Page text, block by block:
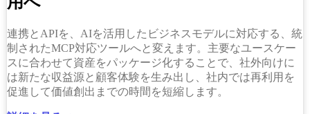
連携とAPIを、AIを活用したビジネスモデルに対応する、統
制されたMCP対応ツールへと変えます。主要なユースケー
スに合わせて資産をパッケージ化することで、社外向けに
は新たな収益源と顧客体験を生み出し、社内では再利用を
促進して価値創出までの時間を短縮します。